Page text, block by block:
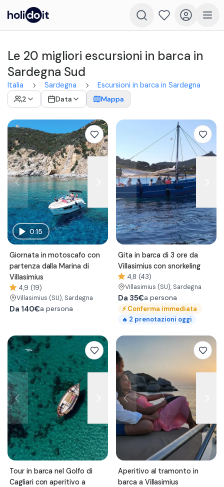
Le 20 migliori escursioni in barca in
Sardegna Sud
Italia Sardegna
Escursioni in barca in Sardegna
2
Data Mappa
0:15
Giornata in motoscafo con
partenza dalla Marina di
Villasimius
4,9 (19)
Villasimius (SU), Sardegna
Da 140€a persona
Gita in barca di 3 ore da
Villasimius con snorkeling
4,8 (43)
Villasimius (SU), Sardegna
Da 35€a persona
⚡Conferma immediata
🔥 2 prenotazioni oggi
Tour in barca nel Golfo di
Cagliari con aperitivo a
Aperitivo al tramonto in
barca a Villasimius